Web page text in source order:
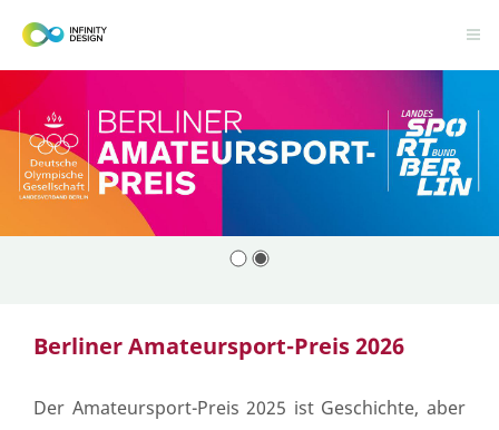
Berliner Amateursport-Preis 2026
Der Amateursport-Preis 2025 ist Geschichte, aber